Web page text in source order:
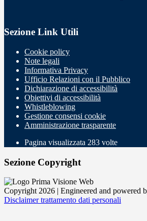
Sezione Link Utili
Cookie policy
Note legali
Informativa Privacy
Ufficio Relazioni con il Pubblico
Dichiarazione di accessibilità
Obiettivi di accessibilità
Whistleblowing
Gestione consensi cookie
Amministrazione trasparente
Pagina visualizzata 283 volte
Sezione Copyright
Copyright 2026 | Engineered and
Disclaimer trattamento dati personali